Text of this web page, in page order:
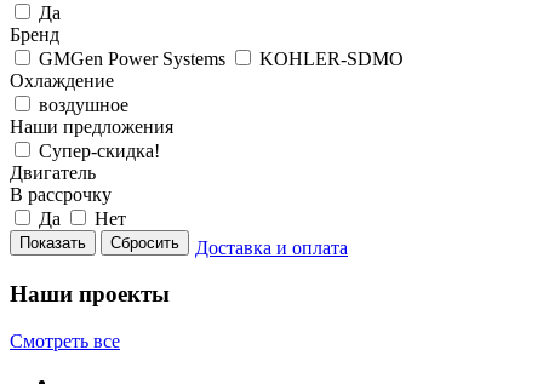
Да
Бренд
GMGen Power Systems
KOHLER-SDMO
Охлаждение
воздушное
Наши предложения
Супер-скидка!
Двигатель
В рассрочку
Да
Нет
Сбросить Доставка и оплата
Наши проекты
Смотреть все